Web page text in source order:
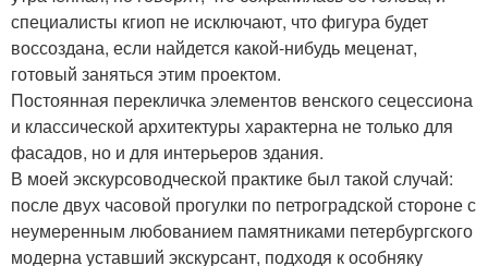
специалисты кгиоп не исключают, что фигура будет
воссоздана, если найдется какой-нибудь меценат,
готовый заняться этим проектом.
Постоянная перекличка элементов венского сецессиона
и классической архитектуры характерна не только для
фасадов, но и для интерьеров здания.
В моей экскурсоводческой практике был такой случай:
после двух часовой прогулки по петроградской стороне с
неумеренным любованием памятниками петербургского
модерна уставший экскурсант, подходя к особняку